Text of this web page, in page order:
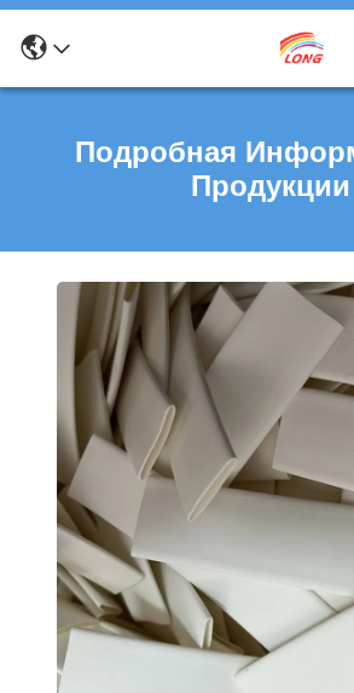
Подробная
Продукции